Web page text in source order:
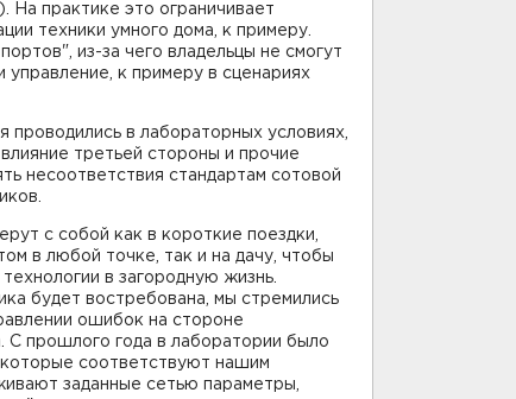
На практике это ограничивает
техники умного дома, к примеру.
из-за чего владельцы не смогут
управление, к примеру в сценариях
проводились в лабораторных условиях,
третьей стороны и прочие
несоответствия стандартам сотовой
с собой как в короткие поездки,
в любой точке, так и на дачу, чтобы
в загородную жизнь.
будет востребована, мы стремились
ошибок на стороне
С прошлого года в лаборатории было
соответствуют нашим
заданные сетью параметры,